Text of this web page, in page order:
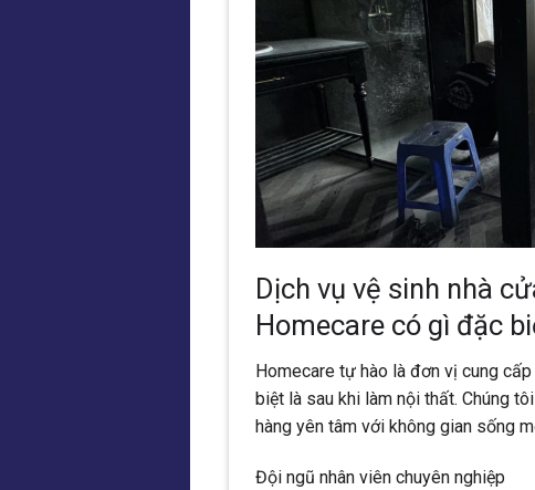
Dịch vụ vệ sinh nhà
Homecare có gì đặc
Homecare tự hào là đơn vị cung
biệt là sau khi làm nội thất. Chúng
hàng yên tâm với không gian sống
Đội ngũ nhân viên chuyên nghiệp